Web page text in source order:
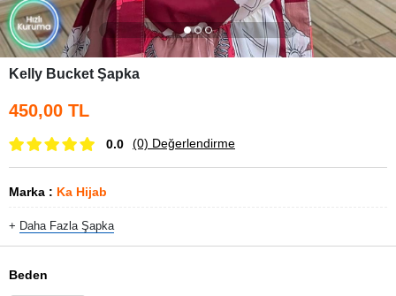
Kelly Bucket Şapka
450,00 TL
0.0 (0) Değerlendirme
Marka : Ka Hijab
+ Daha Fazla Şapka
Beden